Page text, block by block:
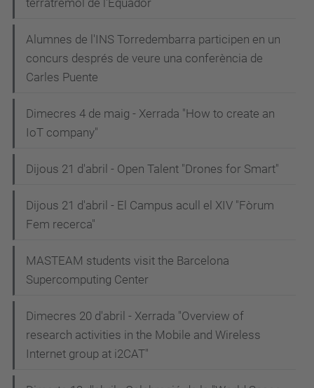
terratrèmol de l'Equador
Alumnes de l'INS Torredembarra participen en un
concurs després de veure una conferència de
Carles Puente
Dimecres 4 de maig - Xerrada "How to create an
IoT company"
Dijous 21 d'abril - Open Talent "Drones for Smart"
Dijous 21 d'abril - El Campus acull el XIV "Fòrum
Fem recerca"
MASTEAM students visit the Barcelona
Supercomputing Center
Dimecres 20 d'abril - Xerrada "Overview of
research activities in the Mobile and Wireless
Internet group at i2CAT"